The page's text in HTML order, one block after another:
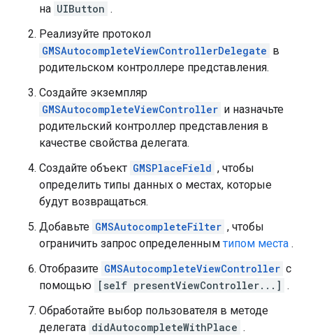
на UIButton .
Реализуйте протокол
GMSAutocompleteViewControllerDelegate в
родительском контроллере представления.
Создайте экземпляр
GMSAutocompleteViewController и назначьте
родительский контроллер представления в
качестве свойства делегата.
Создайте объект GMSPlaceField , чтобы
определить типы данных о местах, которые
будут возвращаться.
Добавьте GMSAutocompleteFilter , чтобы
ограничить запрос определенным типом места .
Отобразите GMSAutocompleteViewController с
помощью
[self presentViewController...]
.
Обработайте выбор пользователя в методе
делегата didAutocompleteWithPlace .